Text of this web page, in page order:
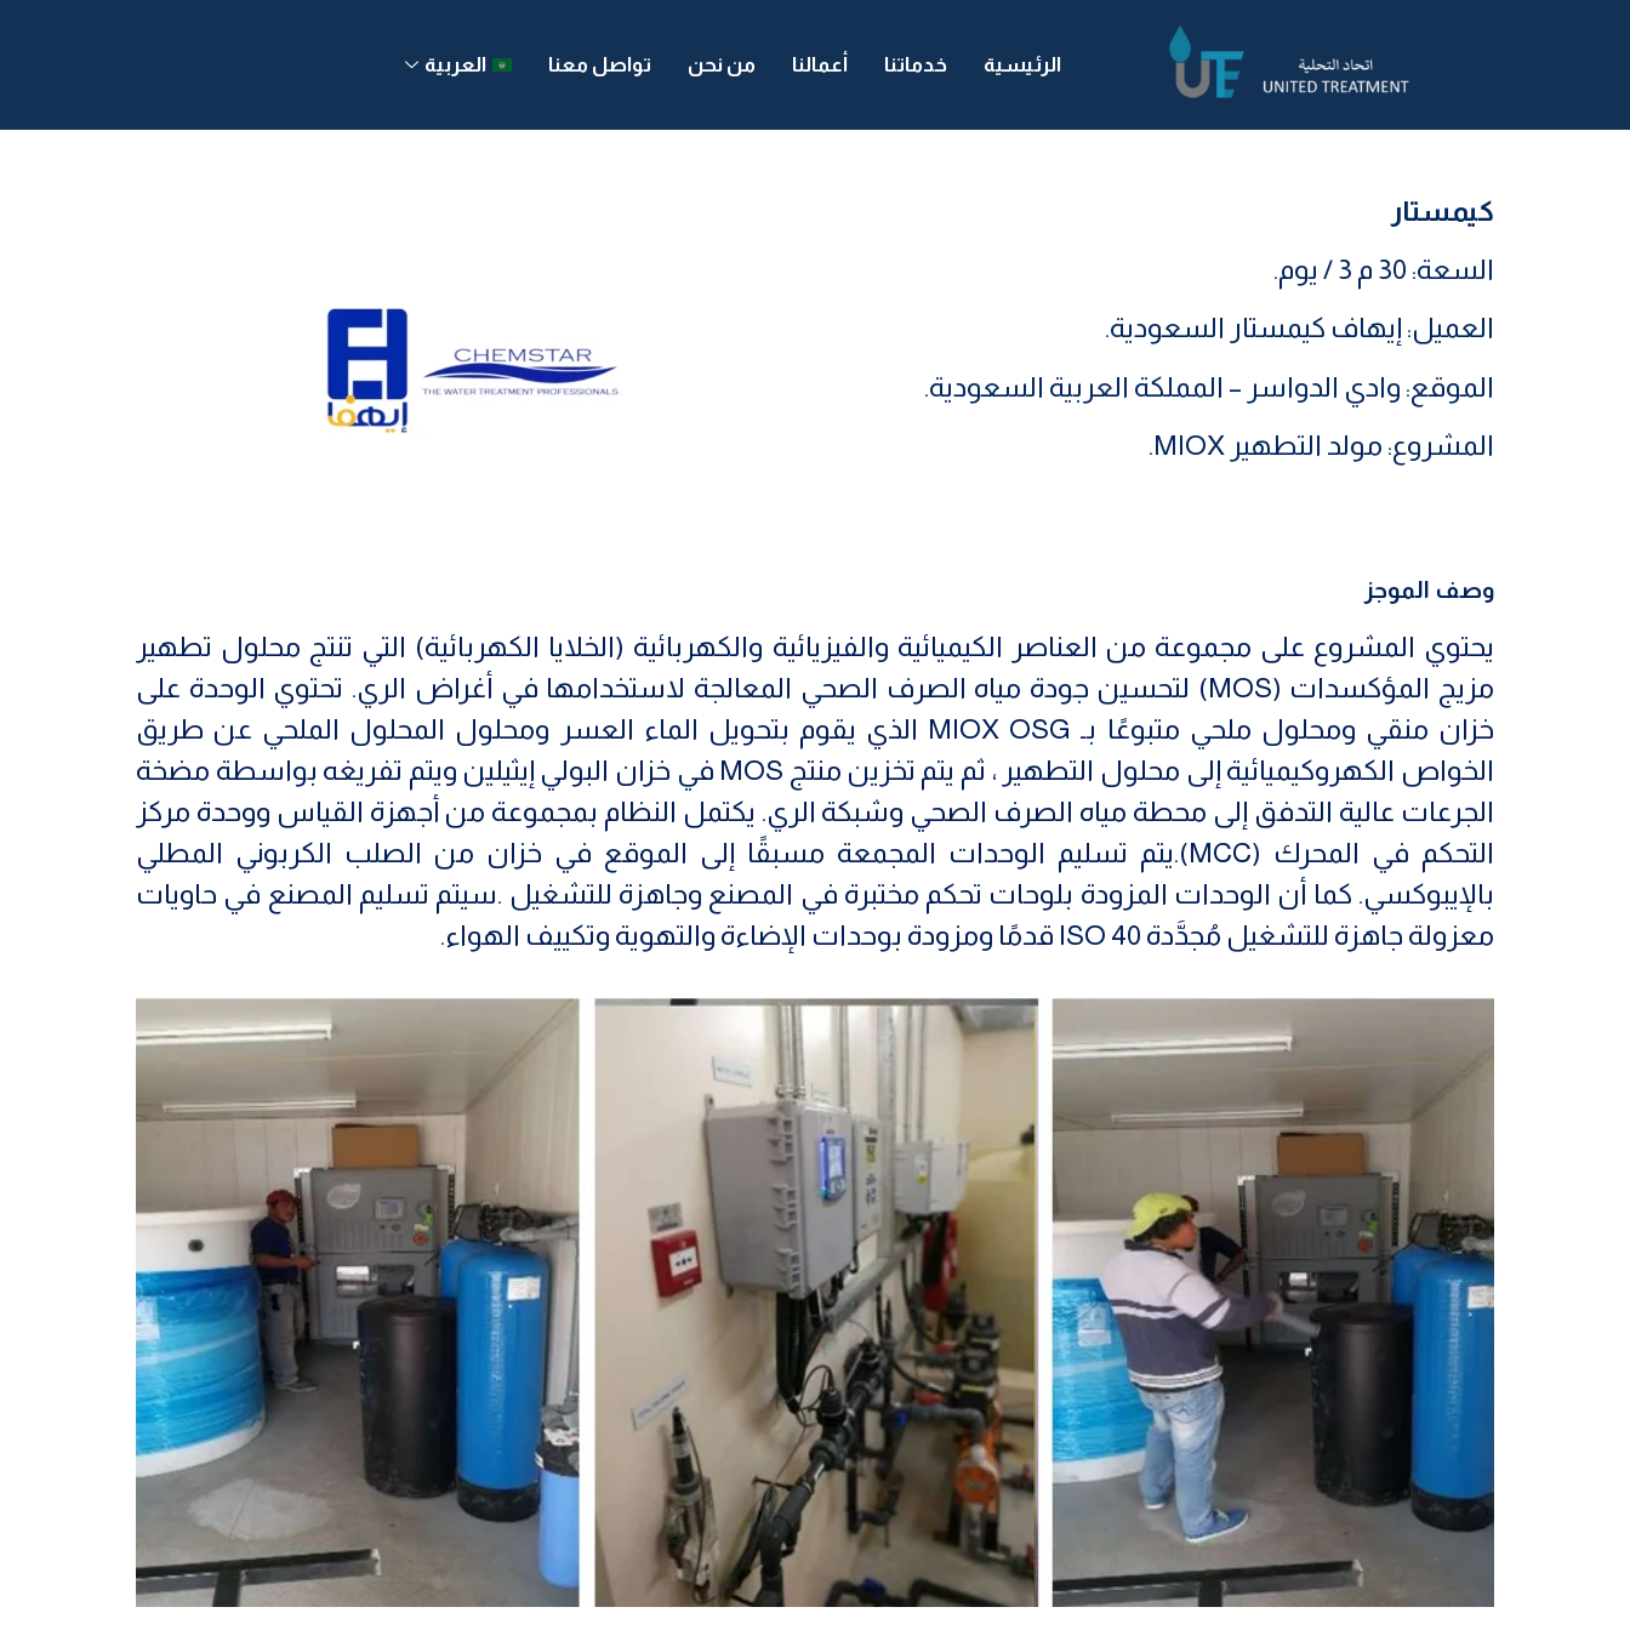
الرئيسية خدماتنا أعمالنا من نحن تواصل معنا العربية
كيمستار
السعة: 30 م 3 / يوم.
العميل: إيهاف كيمستار السعودية.
الموقع: وادي الدواسر – المملكة العربية السعودية.
المشروع: مولد التطهير MIOX.
وصف الموجز
يحتوي المشروع على مجموعة من العناصر الكيميائية والفيزيائية والكهربائية (الخلايا الكهربائية) التي تنتج محلول تطهير
مزيج المؤكسدات (MOS) لتحسين جودة مياه الصرف الصحي المعالجة لاستخدامها في أغراض الري. تحتوي الوحدة على
خزان منقي ومحلول ملحي متبوعًا بـ MIOX OSG الذي يقوم بتحويل الماء العسر ومحلول المحلول الملحي عن طريق
الخواص الكهروكيميائية إلى محلول التطهير ، ثم يتم تخزين منتج MOS في خزان البولي إيثيلين ويتم تفريغه بواسطة مضخة
الجرعات عالية التدفق إلى محطة مياه الصرف الصحي وشبكة الري. يكتمل النظام بمجموعة من أجهزة القياس ووحدة مركز
التحكم في المحرك (MCC).يتم تسليم الوحدات المجمعة مسبقًا إلى الموقع في خزان من الصلب الكربوني المطلي
بالإيبوكسي. كما أن الوحدات المزودة بلوحات تحكم مختبرة في المصنع وجاهزة للتشغيل .سيتم تسليم المصنع في حاويات
معزولة جاهزة للتشغيل مُجدَّدة ISO 40 قدمًا ومزودة بوحدات الإضاءة والتهوية وتكييف الهواء.